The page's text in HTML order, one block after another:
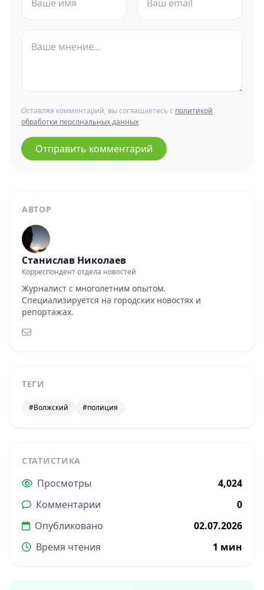
АВТОР
Станислав Николаев
Корреспондент отдела новостей
Журналист с многолетним опытом.
Специализируется на городских новостях и
репортажах.
ТЕГИ
#Волжский #полиция
СТАТИСТИКА
Просмотры
4,024
Комментарии
0
Опубликовано
02.07.2026
Время чтения
1 мин
Оставляя комментарий, вы соглашаетесь с политикой
обработки персональных данных
Отправить комментарий